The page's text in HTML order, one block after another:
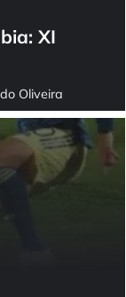
XI
Oliveira